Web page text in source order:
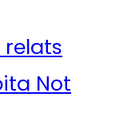
relats
Not